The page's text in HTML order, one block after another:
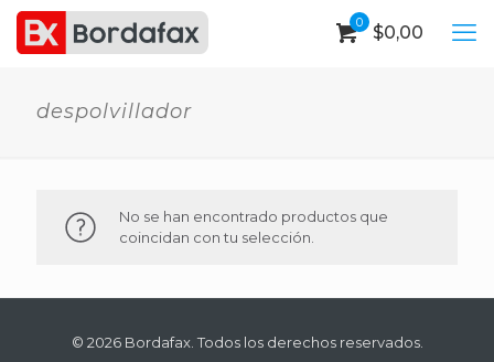
0 $0,00
despolvillador
No se han encontrado productos que
coincidan con tu selección.
© 2026 Bordafax. Todos los derechos reservados.